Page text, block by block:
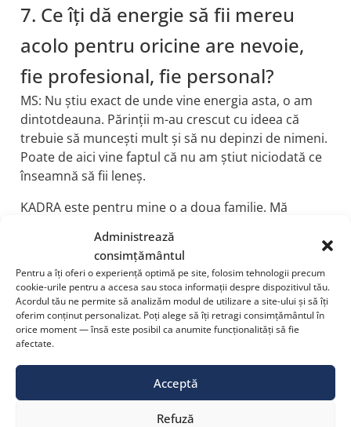
Administrează
consimțământul
Pentru a îți oferi o experiență optimă pe site, folosim tehnologii precum
cookie-urile pentru a accesa sau stoca informații despre dispozitivul tău.
Acordul tău ne permite să analizăm modul de utilizare a site-ului și să îți
oferim conținut personalizat. Poți alege să îți retragi consimțământul în
orice moment — însă este posibil ca anumite funcționalități să fie
afectate.
Acceptă
Refuză
7. Ce îți dă energie să fii mereu
acolo pentru oricine are nevoie,
fie profesional, fie personal?
MS: Nu știu exact de unde vine energia asta, o am
dintotdeauna. Părinții m-au crescut cu ideea că
trebuie să muncești mult și să nu depinzi de nimeni.
Poate de aici vine faptul că nu am știut niciodată ce
înseamnă să fii leneș.
KADRA este pentru mine o a doua familie. Mă
colegilor și ideea că, dacă ești acolo la momentul
potrivit, poți face o diferență reală. Mama mi-a spus
mereu: „să nu faci rău, să ajuți dacă poți și să nu
aștepți neapărat mulțumiri”. Asta m-a ghidat toată
viața.
8. Dacă ar trebui să transmiți un
mesaj colegilor despre ce